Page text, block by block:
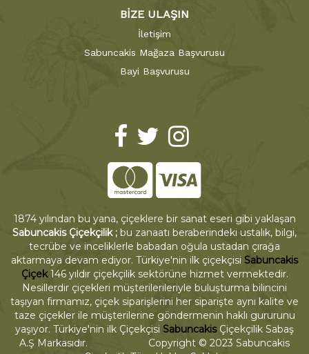
BİZE ULAŞIN
İletişim
Sabuncakis Mağaza Başvurusu
Bayi Başvurusu
1874 yılından bu yana, çiçeklere bir sanat eseri gibi yaklaşan
Sabuncakis Çiçekçilik ; bu zanaatı beraberindeki ustalık, bilgi,
tecrübe ve inceliklerle babadan oğula ustadan çırağa
aktarmaya devam ediyor. Türkiye'nin ilk çiçekçisi Sabuncakis
Çiçek146 yıldır çiçekçilik sektörüne hizmet vermektedir.
Nesillerdir çiçekleri müşterilerileriyle buluşturma bilincini
taşıyan firmamız, çiçek siparişlerini her siparişte aynı kalite ve
taze çiçekler ile müşterilerine göndermenin haklı gururunu
yaşıyor. Türkiye'nin ilk Çiçekçisi SabuncakisÇiçekçilik Sabaş
A.Ş Markasıdır. Copyright © 2023 Sabuncakis